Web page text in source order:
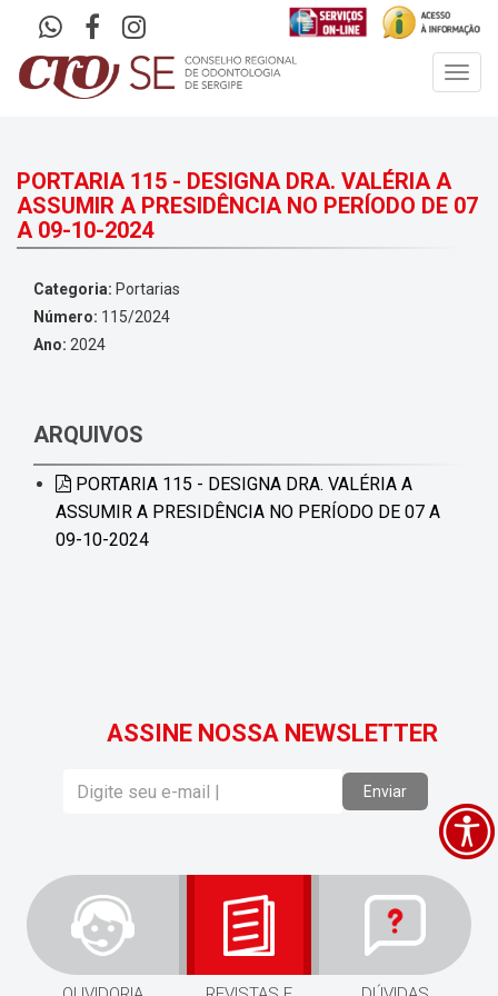
PORTARIA 115 - DESIGNA DRA. VALÉRIA A
ASSUMIR A PRESIDÊNCIA NO PERÍODO DE 07
A 09-10-2024
Categoria: Portarias
Número: 115/2024
Ano: 2024
ARQUIVOS
PORTARIA 115 - DESIGNA DRA. VALÉRIA A
ASSUMIR A PRESIDÊNCIA NO PERÍODO DE 07 A
09-10-2024
ASSINE NOSSA NEWSLETTER
Enviar